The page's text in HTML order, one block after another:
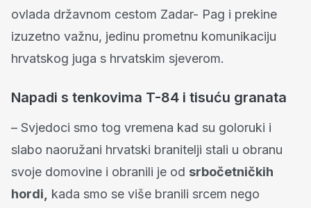
ovlada državnom cestom Zadar- Pag i prekine
izuzetno važnu, jedinu prometnu komunikaciju
hrvatskog juga s hrvatskim sjeverom.
Napadi s tenkovima T-84 i tisuću granata
– Svjedoci smo tog vremena kad su goloruki i
slabo naoružani hrvatski branitelji stali u obranu
svoje domovine i obranili je od srbočetničkih
hordi,
kada smo se više branili srcem nego